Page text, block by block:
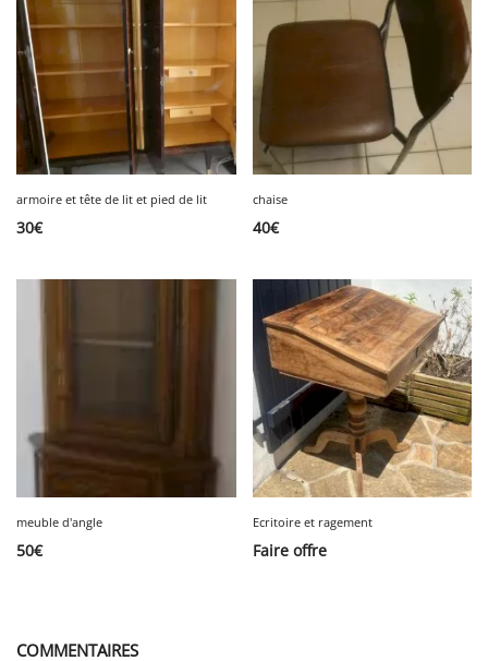
armoire et tête de lit et pied de lit
30€
chaise
40€
meuble d'angle
50€
Ecritoire et ragement
Faire offre
COMMENTAIRES